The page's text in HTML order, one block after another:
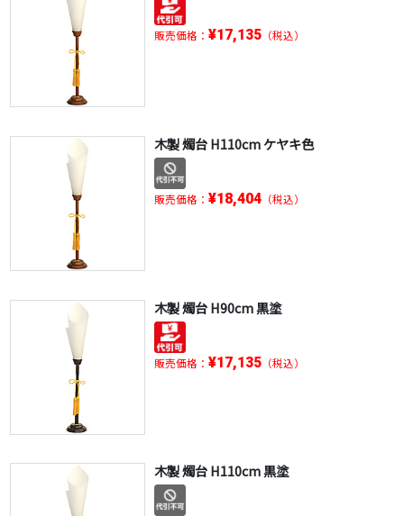
販売価格： ¥17,135（税込）
木製 燭台 H110cm ケヤキ色
販売価格： ¥18,404（税込）
木製 燭台 H90cm 黒塗
販売価格： ¥17,135（税込）
木製 燭台 H110cm 黒塗